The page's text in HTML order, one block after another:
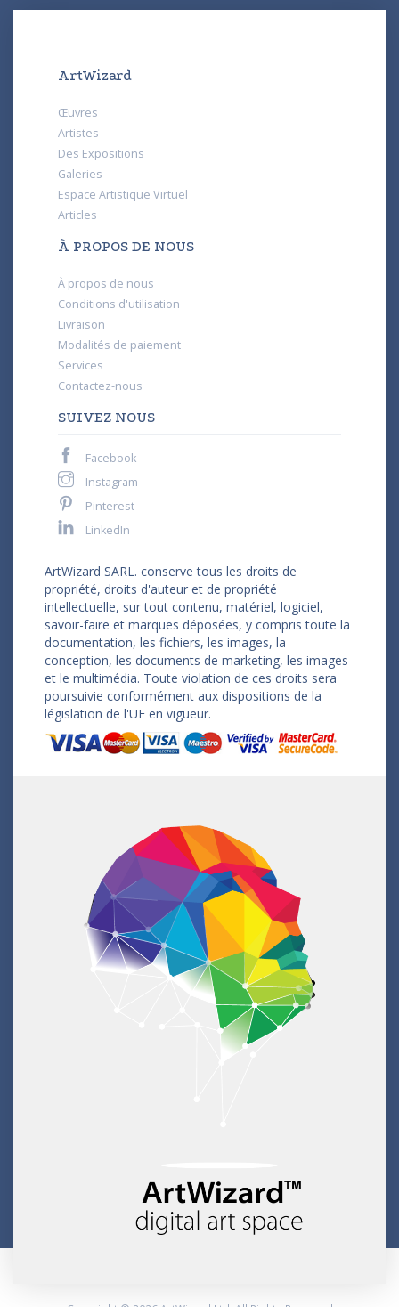
ArtWizard
Œuvres
Artistes
Des Expositions
Galeries
Espace Artistique Virtuel
Articles
À PROPOS DE NOUS
À propos de nous
Conditions d'utilisation
Livraison
Modalités de paiement
Services
Contactez-nous
SUIVEZ NOUS
Facebook
Instagram
Pinterest
LinkedIn
ArtWizard SARL. conserve tous les droits de
propriété, droits d'auteur et de propriété
intellectuelle, sur tout contenu, matériel, logiciel,
savoir-faire et marques déposées, y compris toute la
documentation, les fichiers, les images, la
conception, les documents de marketing, les images
et le multimédia. Toute violation de ces droits sera
poursuivie conformément aux dispositions de la
législation de l'UE en vigueur.